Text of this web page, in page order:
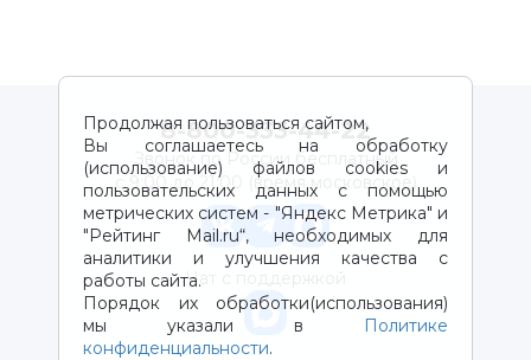
Продолжая пользоваться сайтом,
Вы соглашаетесь на обработку
(использование) файлов cookies и
пользовательских данных с помощью
метрических систем - "Яндекс Метрика" и
"Рейтинг Mail.ru“, необходимых для
аналитики и улучшения качества с
работы сайта.
Порядок их обработки(использования)
мы указали в
Политике
конфиденциальности.
8-800-333-44-22
Звонок по России бесплатный
с 9:00 до 21:00 (время московское)
Чат с поддержкой